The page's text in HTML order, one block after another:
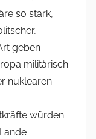
so stark,
geben
militärisch
nuklearen
würden